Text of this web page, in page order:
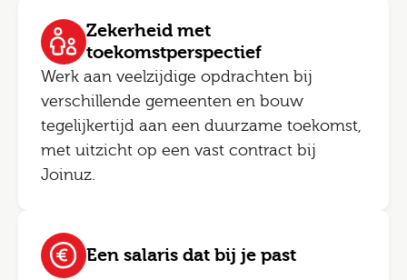
Zekerheid met
toekomstperspectief
Werk aan veelzijdige opdrachten bij
verschillende gemeenten en bouw
tegelijkertijd aan een duurzame toekomst,
met uitzicht op een vast contract bij
Joinuz.
Een salaris dat bij je past